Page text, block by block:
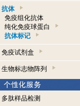
抗体
免疫组化抗体
纯化免疫球蛋白
抗体标记
免疫试剂盒
生物标志物阵列
多肽样品检测